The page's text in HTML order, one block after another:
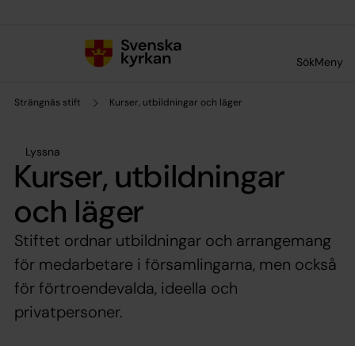
SökMeny
Strängnäs stift Kurser, utbildningar och läger
Lyssna
Kurser, utbildningar
och läger
Stiftet ordnar utbildningar och arrangemang
för medarbetare i församlingarna, men också
för förtroendevalda, ideella och
privatpersoner.